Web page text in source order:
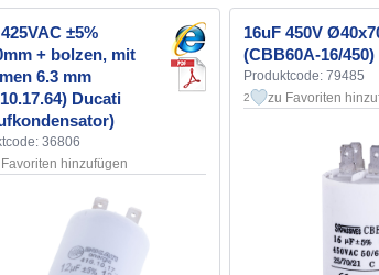
±5%
+ bolzen, mit
6.3 mm
Ducati
36806
hinzufügen
16uF 450V
(CBB60A-16/450)
Produktcode: 79485
2 zu Favoriten